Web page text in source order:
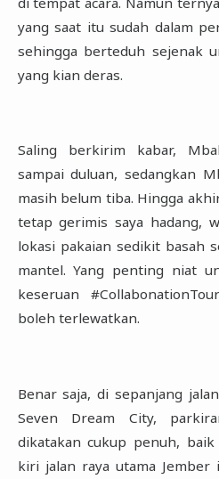
yang saat itu sudah dalam
sehingga berteduh sejenak
yang kian deras.‎
Saling berkirim kabar,
sampai duluan, sedangkan
‎masih belum tiba. Hingga
tetap gerimis saya hadang,
lokasi pakaian sedikit basah
mantel. Yang penting niat
keseruan
boleh terlewatkan.‎
Benar saja, di sepanjang
Seven Dream City,
‎dikatakan cukup penuh,
kiri jalan raya utama Jember